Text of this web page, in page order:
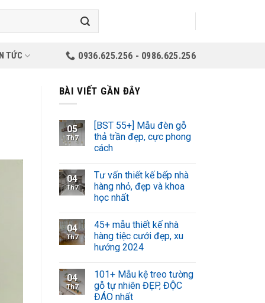
TỨC 0936.625.256 - 0986.625.256
BÀI VIẾT GẦN ĐÂY
05
Th7
[BST 55+] Mẫu đèn gỗ
thả trần đẹp, cực phong
cách
04
Th7
Tư vấn thiết kế bếp nhà
hàng nhỏ, đẹp và khoa
học nhất
04
Th7
45+ mẫu thiết kế nhà
hàng tiệc cưới đẹp, xu
hướng 2024
04
Th7
101+ Mẫu kệ treo tường
gỗ tự nhiên ĐẸP, ĐỘC
ĐÁO nhất